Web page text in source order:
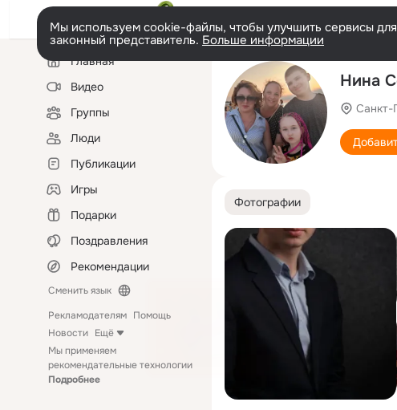
Мы используем cookie-файлы, чтобы улучшить сервисы
законный представитель. Больше информации
Левая
колонкаГлавная
Видео
Группы
Люди
Публикации
Игры
Подарки
Поздравления
Рекомендации
Сменить язык
Рекламодателям Помощь
Новости Ещё
Мы применяем
рекомендательные технологии
Подробнее
Нина
Санкт-
Фотографии